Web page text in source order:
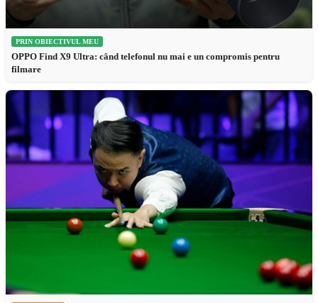
PRIN OBIECTIVUL MEU
OPPO Find X9 Ultra: când telefonul nu mai e un compromis pentru
filmare